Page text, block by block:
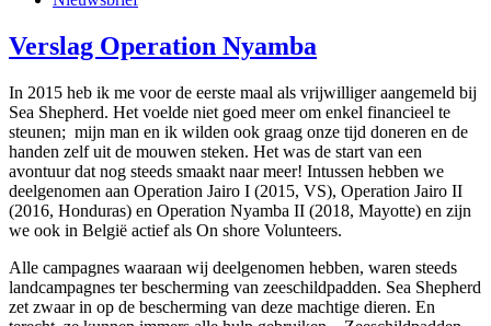
Verslag Operation Nyamba
In 2015 heb ik me voor de eerste maal als vrijwilliger aangemeld bij
Sea Shepherd. Het voelde niet goed meer om enkel financieel te
steunen; mijn man en ik wilden ook graag onze tijd doneren en de
handen zelf uit de mouwen steken. Het was de start van een
avontuur dat nog steeds smaakt naar meer! Intussen hebben we
deelgenomen aan Operation Jairo I (2015, VS), Operation Jairo II
(2016, Honduras) en Operation Nyamba II (2018, Mayotte) en zijn
we ook in België actief als On shore Volunteers.
Alle campagnes waaraan wij deelgenomen hebben, waren steeds
landcampagnes ter bescherming van zeeschildpadden. Sea Shepherd
zet zwaar in op de bescherming van deze machtige dieren. En